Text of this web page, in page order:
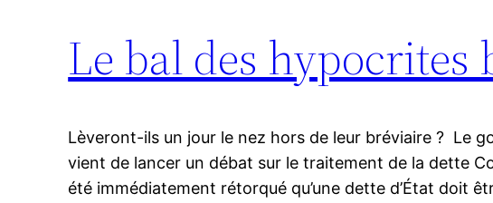
Le bal des hypocrites
Lèveront-ils un jour le nez hors de leur bréviaire ? Le
vient de lancer un débat sur le traitement de la dette
été immédiatement rétorqué qu’une dette d’État doit